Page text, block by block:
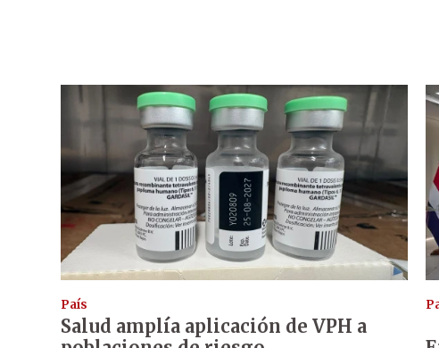
País
Salud amplía aplicación de VPH a